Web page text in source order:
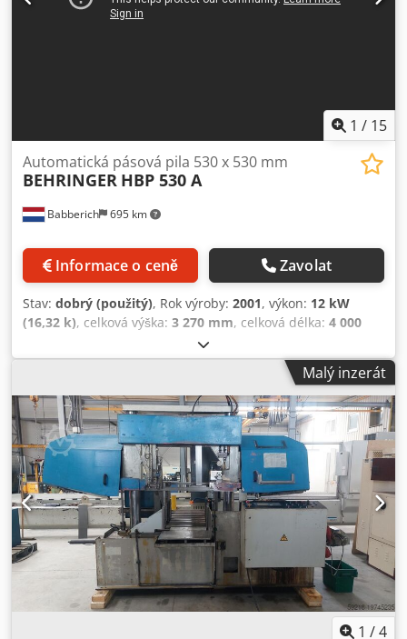
1 / 15
Babberich 695 km
Automatická pásová pila 530 x 530 mm
BEHRINGER HBP 530 A
Informace o ceně Zavolat
Stav: dobrý (použitý), Rok výroby: 2001, výkon: 12 kW
(16,32 k), celková výška: 3 270 mm, celková délka: 4 000
2 250 mm, celková hmotnost:
Výrobce: BEHRINGER Typ: HBP 530 A Rok výroby: 2001
Specifikace Metrické US Standard Kapacita 90°: 530 x 530
mm Min. délka řezu: 40 mm Max. délka řezu: 17 - 110 mm
Výkon: 12 kW Třískový dopravník: Ano Rozměry (přibližně)
Délka: 4000 mm Djdpfju U Narjx Acgeck Šířka: 2250 mm
Výška: 3270 mm Hmotnost: 4400 kg Upozornění: Informace
na této stránce byly získány podle našich nejlepších
znalostí a pokud možno také od výrobce. Informace jsou
poskytovány v dobré víře, ale za jejich přesnost nemůžeme
ručit. Vyplývá z toho, že nepředstavují žádné záruky ani
smluvní podmínky. Doporučujeme ověřit všechny důležité
detaily.
Malý inzerát
1 /4